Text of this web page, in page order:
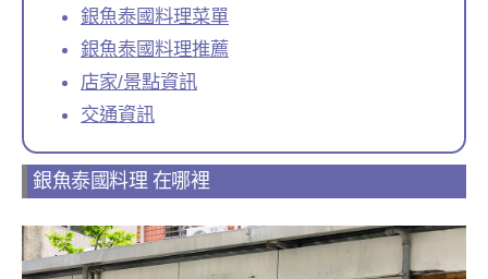
銀魚泰國料理菜單
銀魚泰國料理推薦
店家/景點資訊
交通資訊
銀魚泰國料理 在哪裡